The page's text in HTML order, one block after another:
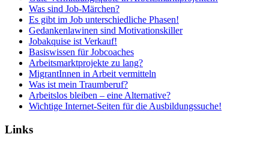
Was sind Job-Märchen?
Es gibt im Job unterschiedliche Phasen!
Gedankenlawinen sind Motivationskiller
Jobakquise ist Verkauf!
Basiswissen für Jobcoaches
Arbeitsmarktprojekte zu lang?
MigrantInnen in Arbeit vermitteln
Was ist mein Traumberuf?
Arbeitslos bleiben – eine Alternative?
Wichtige Internet-Seiten für die Ausbildungssuche!
Links